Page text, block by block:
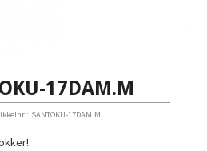
17DAM.M
SANTOKU-17DAM.M